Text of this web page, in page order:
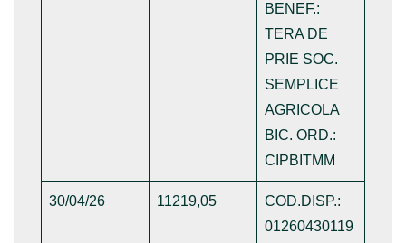
BENEF.:
TERA DE
PRIE SOC.
SEMPLICE
AGRICOLA
BIC. ORD.:
CIPBITMM
30/04/26 11219,05
COD.DISP.:
01260430119